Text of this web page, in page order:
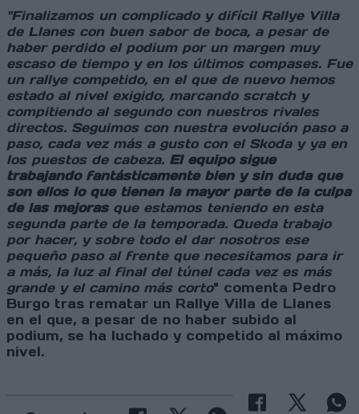
"Finalizamos un complicado y difícil Rallye Villa
de Llanes con buen sabor de boca, a pesar de
haber perdido el podium por un margen muy
escaso de tiempo y en los últimos compases. Fue
un rallye competido, en el que de nuevo hemos
estado al nivel exigido, marcando scratch y
compitiendo al segundo con nuestros rivales
directos. Seguimos con nuestra evolución paso a
paso, cada vez más a gusto con el Skoda y ya en
los puestos de cabeza. El equipo sigue
trabajando fantásticamente bien y sin duda que
son ellos lo que tienen la mayor parte de la culpa
de las mejorasque estamos teniendo en esta
segunda parte de la temporada. Queda trabajo
por hacer, y sobre todo el dar nosotros ese
pequeño paso al frente que necesitamos para ir
a más, la luz al final del túnel cada vez es más
grande y el camino más corto" comenta Pedro
Burgo tras rematar un Rallye Villa de Llanes
en el que, a pesar de no haber subido al
podium, se ha luchado y competido al máximo
nivel.